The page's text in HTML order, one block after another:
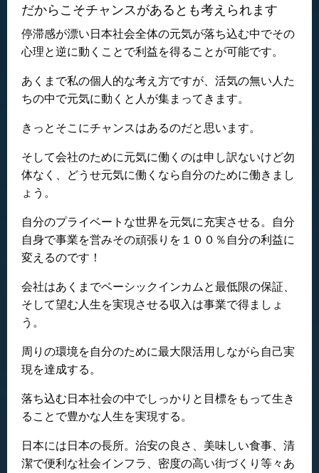
だからこそチャンスがあるとも考えられます
停滞感が漂い日本社会全体の元気が落ち込む中でその
心理と逆に動くことで利益を得ることが可能です。
あくまで私の個人的な考え方ですが、活気の無い人た
ちの中で元気に動くと人が集まってきます。
きっとそこにチャンスはあるのだと思います。
そして会社のために元気に働くのは申し訳ないけど勿
体なく、どうせ元気に働くなら自分のために働きまし
ょう。
自分のプライベートな世界を元気に充実させる。自分
自身で事業を営みその頑張りを１００％自分の利益に
変えるのです！
会社はあくまでベーシックインカムと最低限の保証、
そして望む人生を実現させる収入は事業で得ましょ
う。
周りの環境を自分のために最大限活用しながら自己実
現を達成する。
落ち込む日本社会の中でしっかりと目標をもって生き
ることで豊かな人生を実現する。
日本には日本の長所。治安の良さ、美味しい食事、清
潔で便利な社会インフラ、密度の高い街づくり等々あ